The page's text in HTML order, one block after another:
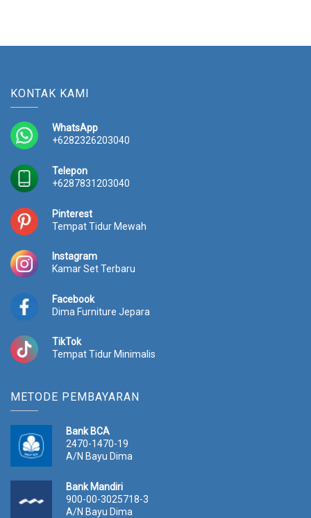
KONTAK KAMI
WhatsApp
+6282326203040
Telepon
+6287831203040
Pinterest
Tempat Tidur Mewah
Instagram
Kamar Set Terbaru
Facebook
Dima Furniture Jepara
TikTok
Tempat Tidur Minimalis
METODE PEMBAYARAN
Bank BCA
2470-1470-19
A/N Bayu Dima
Bank Mandiri
900-00-3025718-3
A/N Bayu Dima